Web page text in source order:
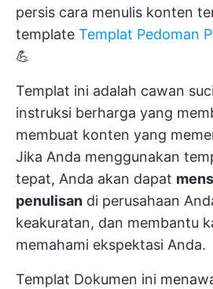
persis cara menulis konten
template Templat Pedoman
💪
Templat ini adalah cawan
instruksi berharga yang
membuat konten yang
Jika Anda menggunakan
tepat, Anda akan dapat
penulisan di perusahaan
keakuratan, dan membantu
memahami ekspektasi Anda.
Templat Dokumen ini